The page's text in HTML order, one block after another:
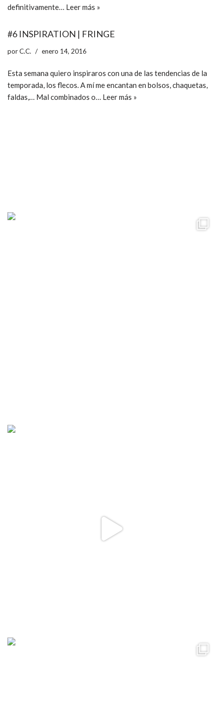
definitivamente… Leer más »
#6 INSPIRATION | FRINGE
porC.C. enero 14, 2016
Esta semana quiero inspiraros con una de las tendencias de la
temporada, los flecos. A mí me encantan en bolsos, chaquetas,
faldas,… Mal combinados o… Leer más »